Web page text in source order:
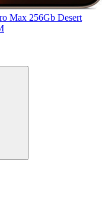
Max 256Gb Desert